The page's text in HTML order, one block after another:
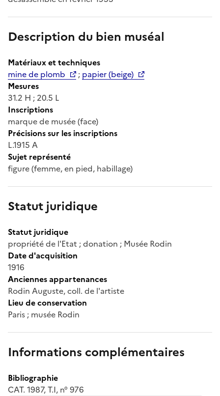
Description du bien muséal
Matériaux et techniques
mine de plomb
; papier (beige)
Mesures
31.2 H ; 20.5 L
Inscriptions
marque de musée (face)
Précisions sur les inscriptions
L.1915 A
Sujet représenté
figure (femme, en pied, habillage)
Statut juridique
Statut juridique
propriété de l'Etat ; donation ; Musée Rodin
Date d'acquisition
1916
Anciennes appartenances
Rodin Auguste, coll. de l'artiste
Lieu de conservation
Paris ; musée Rodin
Informations complémentaires
Bibliographie
CAT. 1987, T.I, n° 976